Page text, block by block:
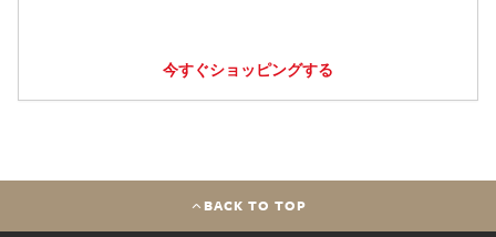
今すぐショッピングする
BACK TO TOP